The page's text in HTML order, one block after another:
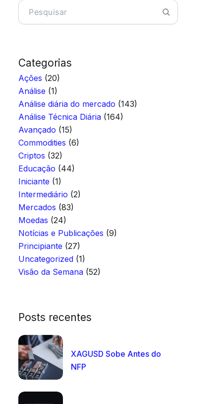
Categorias
Ações (20)
Análise (1)
Análise diária do mercado (143)
Análise Técnica Diária (164)
Avançado (15)
Commodities (6)
Criptos (32)
Educação (44)
Iniciante (1)
Intermediário (2)
Mercados (83)
Moedas (24)
Notícias e Publicações (9)
Principiante (27)
Uncategorized (1)
Visão da Semana (52)
Posts recentes
XAGUSD Sobe Antes do
NFP